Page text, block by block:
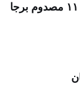
برخورد اتوبوس با کامیون در جاده بیرجند ۱۱ مصدوم برجا